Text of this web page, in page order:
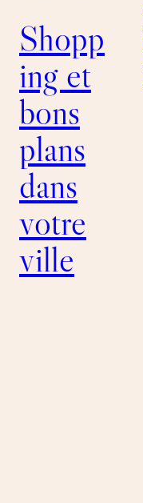
Shopp
ing et
bons
plans
dans
votre
ville